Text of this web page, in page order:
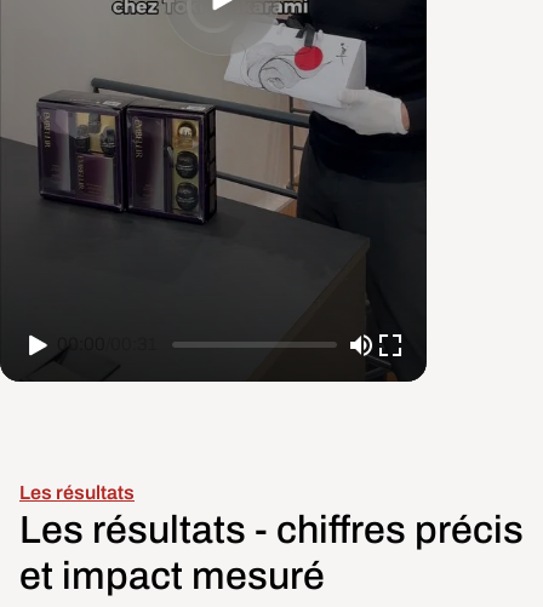
00:00
Les résultats
Les résultats - chiffres précis
et impact mesuré